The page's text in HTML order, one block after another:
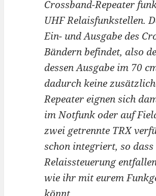
Crossband-Repeater
UHF Relaisfunkstellen.
Ein- und Ausgabe des
Bändern befindet, also
dessen Ausgabe im 70
dadurch keine
Repeater eignen sich
im Notfunk oder auf
zwei getrennte TRX
schon integriert, so
Relaissteuerung
wie ihr mit eurem